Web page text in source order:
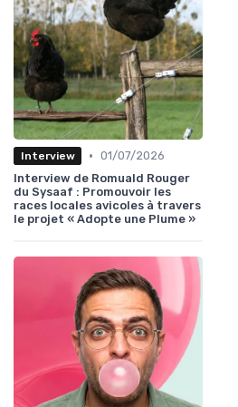
Interview • 01/07/2026
Interview de Romuald Rouger
du Sysaaf : Promouvoir les
races locales avicoles à travers
le projet « Adopte une Plume »